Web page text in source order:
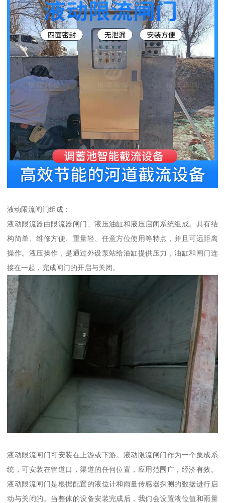
液动限流闸门组成：
液动限流器由限流器闸门、液压油缸和液压启闭系统组成。具有结
构简单、维修方便、重量轻、任意方位使用等特点，并且可远距离
操作。液压操作，是通过外设泵站给油缸提供压力，油缸和闸门连
接在一起，完成闸门的开启与关闭。
液动限流闸门可安装在上游或下游。液动限流闸门作为一个集成系
统，可安装在管道口，渠道的任何位置，应用范围广，经济有效。
液动限流闸门是根据配置的液位计和雨量传感器探测的数据进行启
动与关闭的。当整体的设备安装完成后，我们会设置液位值和雨量